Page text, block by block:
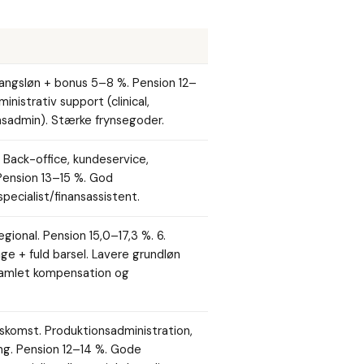
+ bonus 5–8 %. Pension 12–
support (clinical,
Stærke frynsegoder.
office, kundeservice,
13–15 %. God
finansassistent.
Pension 15,0–17,3 %. 6.
+ fuld barsel. Lavere grundløn
kompensation og
Produktionsadministration,
Pension 12–14 %. Gode